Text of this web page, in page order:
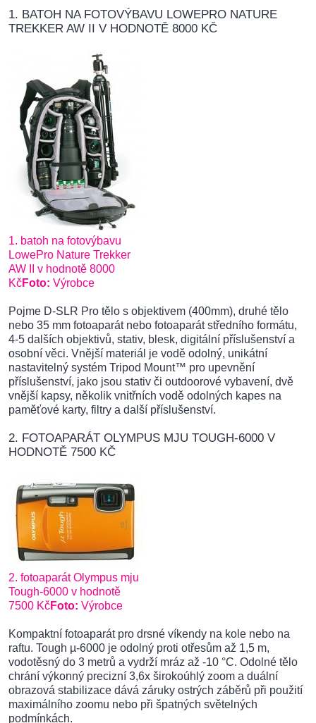
1. BATOH NA FOTOVÝBAVU LOWEPRO NATURE
TREKKER AW II V HODNOTĚ 8000 KČ
1. batoh na fotovýbavu
LowePro Nature Trekker
AW II v hodnotě 8000
KčFoto: Výrobce
Pojme D-SLR Pro tělo s objektivem (400mm), druhé tělo
nebo 35 mm fotoaparát nebo fotoaparát středního formátu,
4-5 dalších objektivů, stativ, blesk, digitální příslušenství a
osobní věci. Vnější materiál je vodě odolný, unikátní
nastavitelný systém Tripod Mount™ pro upevnění
příslušenství, jako jsou stativ či outdoorové vybavení, dvě
vnější kapsy, několik vnitřních vodě odolných kapes na
paměťové karty, filtry a další příslušenství.
2. FOTOAPARÁT OLYMPUS MJU TOUGH-6000 V
HODNOTĚ 7500 KČ
2. fotoaparát Olympus mju
Tough-6000 v hodnotě
7500 KčFoto: Výrobce
Kompaktní fotoaparát pro drsné víkendy na kole nebo na
raftu. Tough µ-6000 je odolný proti otřesům až 1,5 m,
vodotěsný do 3 metrů a vydrží mráz až -10 °C. Odolné tělo
chrání výkonný precizní 3,6x širokoúhlý zoom a duální
obrazová stabilizace dává záruky ostrých záběrů při použití
maximálního zoomu nebo při špatných světelných
podmínkách.